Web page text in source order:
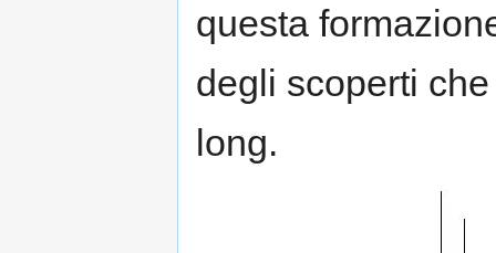
questa
degli scoperti
long.